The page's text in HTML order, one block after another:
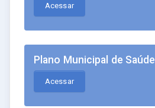
Acessar
Plano Municipal de Saúde
Acessar